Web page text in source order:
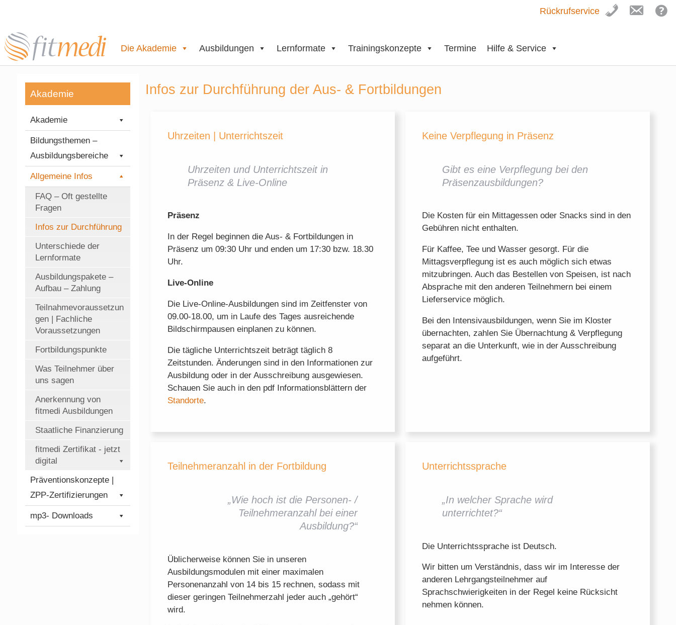
Rückrufservice
Die Akademie Ausbildungen Lernformate Trainingskonzepte Termine Hilfe & Service
Infos zur Durchführung der Aus- & Fortbildungen
Uhrzeiten | Unterrichtszeit
Uhrzeiten und Unterrichtszeit in
Präsenz & Live-Online
Präsenz
In der Regel beginnen die Aus- & Fortbildungen in
Präsenz um 09:30 Uhr und enden um 17:30 bzw. 18.30
Uhr.
Live-Online
Die Live-Online-Ausbildungen sind im Zeitfenster von
09.00-18.00, um in Laufe des Tages ausreichende
Bildschirmpausen einplanen zu können.
Die tägliche Unterrichtszeit beträgt täglich 8
Zeitstunden. Änderungen sind in den Informationen zur
Ausbildung oder in der Ausschreibung ausgewiesen.
Schauen Sie auch in den pdf Informationsblättern der
Standorte.
Keine Verpflegung in Präsenz
Gibt es eine Verpflegung bei den
Präsenzausbildungen?
Die Kosten für ein Mittagessen oder Snacks sind in den
Gebühren nicht enthalten.
Für Kaffee, Tee und Wasser gesorgt. Für die
Mittagsverpflegung ist es auch möglich sich etwas
mitzubringen. Auch das Bestellen von Speisen, ist nach
Absprache mit den anderen Teilnehmern bei einem
Lieferservice möglich.
Bei den Intensivausbildungen, wenn Sie im Kloster
übernachten, zahlen Sie Übernachtung & Verpflegung
separat an die Unterkunft, wie in der Ausschreibung
aufgeführt.
Teilnehmeranzahl in der Fortbildung
„Wie hoch ist die Personen- /
Teilnehmeranzahl bei einer
Ausbildung?“
Üblicherweise können Sie in unseren
Ausbildungsmodulen mit einer maximalen
Personenanzahl von 14 bis 15 rechnen, sodass mit
dieser geringen Teilnehmerzahl jeder auch „gehört“
wird.
Unterrichtssprache
„In welcher Sprache wird
unterrichtet?“
Die Unterrichtssprache ist Deutsch.
Wir bitten um Verständnis, dass wir im Interesse der
anderen Lehrgangsteilnehmer auf
Sprachschwierigkeiten in der Regel keine Rücksicht
nehmen können.
Akademie
Akademie
Bildungsthemen –
Ausbildungsbereiche
Allgemeine Infos
FAQ – Oft gestellte
Fragen
Infos zur Durchführung
Unterschiede der
Lernformate
Ausbildungspakete –
Aufbau – Zahlung
Teilnahmevoraussetzun
gen | Fachliche
Voraussetzungen
Fortbildungspunkte
Was Teilnehmer über
uns sagen
Anerkennung von
fitmedi Ausbildungen
Staatliche Finanzierung
fitmedi Zertifikat - jetzt
digital
Präventionskonzepte |
ZPP-Zertifizierungen
mp3- Downloads